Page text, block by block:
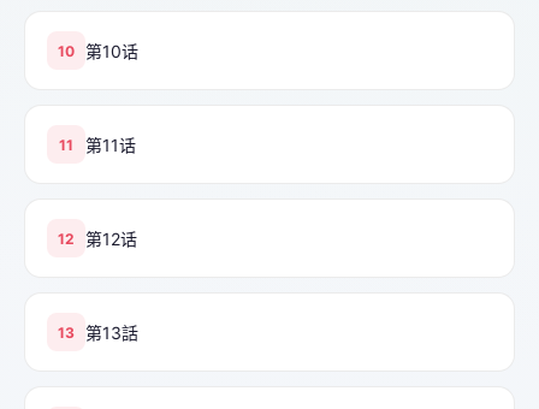
10 第10话
11 第11话
12 第12话
13 第13話